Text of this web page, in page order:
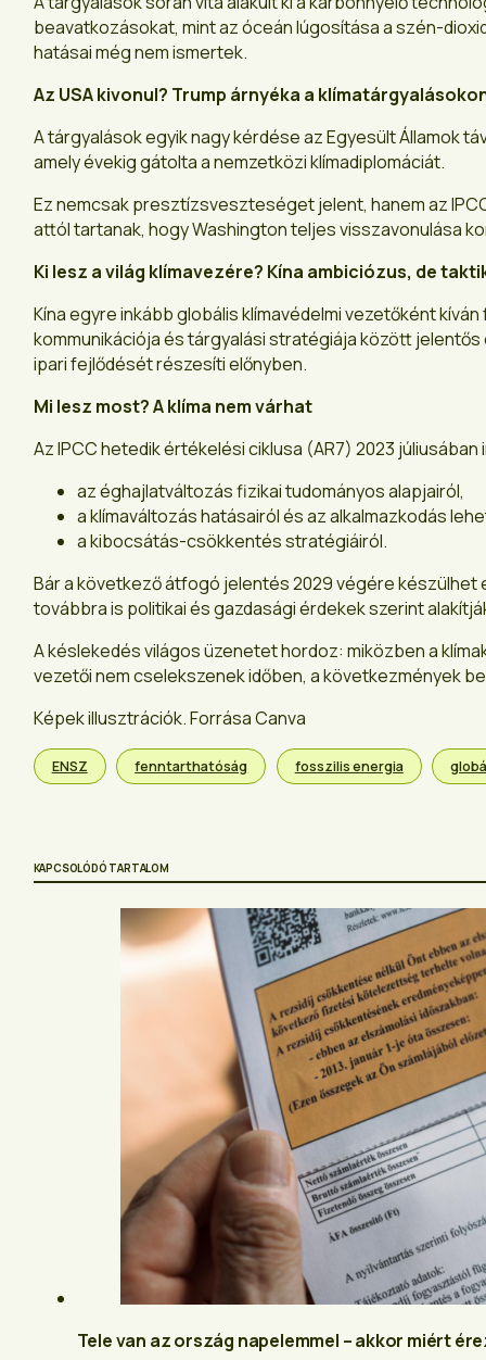
beavatkozásokat, mint az óceán lúgosítása a szén-
hatásai még nem ismertek.
Az USA kivonul? Trump árnyéka a
A tárgyalások egyik nagy kérdése az Egyesült Államok
amely évekig gátolta a nemzetközi klímadiplomáciát.
Ez nemcsak presztízsveszteséget jelent, hanem az
attól tartanak, hogy Washington teljes visszavonulása
Ki lesz a világ klímavezére? Kína ambiciózus, de
Kína egyre inkább globális klímavédelmi vezetőként
kommunikációja és tárgyalási stratégiája között
ipari fejlődését részesíti előnyben.
Mi lesz most? A klíma nem várhat
Az IPCC hetedik értékelési ciklusa (AR7) 2023
az éghajlatváltozás fizikai tudományos alapjairól,
a klímaváltozás hatásairól és az alkalmazkodás
a kibocsátás-csökkentés stratégiáiról.
Bár a következő átfogó jelentés 2029 végére készülhet
továbbra is politikai és gazdasági érdekek szerint
A késlekedés világos üzenetet hordoz: miközben a
vezetői nem cselekszenek időben, a következmények
Képek illusztrációk. Forrása Canva
ENSZ fenntarthatóság fosszilis energia
KAPCSOLÓDÓ TARTALOM
Tele van az ország napelemmel – akkor miért